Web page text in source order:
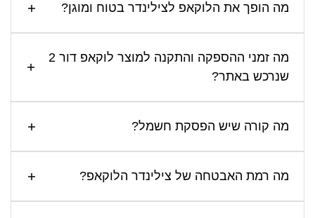
מה הופך את הלוקאפ לצילינדר בטוח ומוגן?
מה זמני ההספקה והתקנה למוצר לוקאפ דור 2
שנרכש באתר?
מה קורה שיש הפסקת חשמל?
מה רמת האבטחה של צילינדר הלוקאפ?